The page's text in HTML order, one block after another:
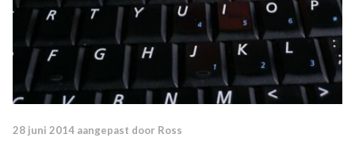
28 juni 2014 aangepast door Ross